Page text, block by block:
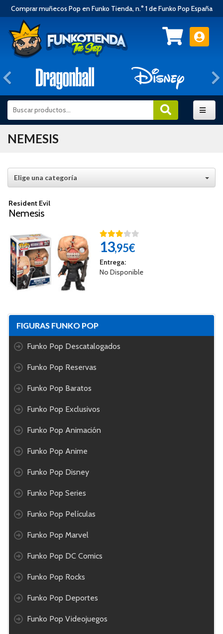
Comprar muñecos Pop en Funko Tienda, n.° 1 de Funko Pop España
Anterior
NEMESIS
Elige una categoría
Resident Evil
Nemesis
13,95€
Entrega:
No Disponible
FIGURAS FUNKO POP
Funko Pop Descatalogados
Funko Pop Reservas
Funko Pop Baratos
Funko Pop Exclusivos
Funko Pop Animación
Funko Pop Anime
Funko Pop Disney
Funko Pop Series
Funko Pop Películas
Funko Pop Marvel
Funko Pop DC Comics
Funko Pop Rocks
Funko Pop Deportes
Funko Pop Videojuegos